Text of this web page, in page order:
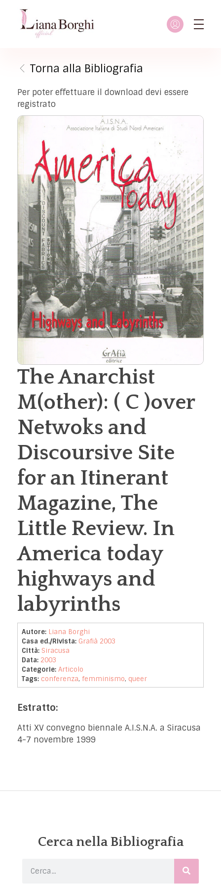
Torna alla Bibliografia
Per poter effettuare il download devi essere
registrato
The Anarchist
M(other): ( C )over
Netwoks and
Discoursive Site
for an Itinerant
Magazine, The
Little Review. In
America today
highways and
labyrinths
Autore: Liana Borghi
Casa ed./Rivista: Grafià 2003
Città: Siracusa
Data: 2003
Categorie: Articolo
Tags: conferenza, femminismo, queer
Estratto:
Atti XV convegno biennale A.I.S.N.A. a Siracusa
4-7 novembre 1999
Cerca nella Bibliografia